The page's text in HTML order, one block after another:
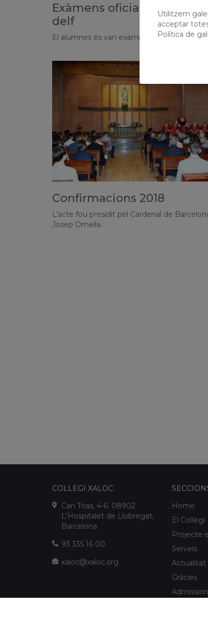
Exàmens oficials de
delf
El alumnes és van examinar del B1 i A1
Confirmacions 2018
L’acte fou presidit pel Cardenal de
Josep Omella.
COL·LEGI XALOC
Can Trias, 4-6. 08902
L'Hospitalet de Llobregat,
Barcelona
93 335 16 00
xaloc@xaloc.org
Home
El Col·legi
Projecte
Serveis
Actualitat
Gràcies
Utilitzem
acceptar
Política de